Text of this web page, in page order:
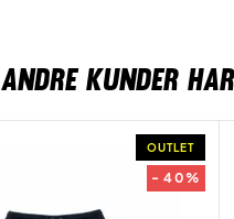
ANDRE KUNDER
OUTLET
- 40%